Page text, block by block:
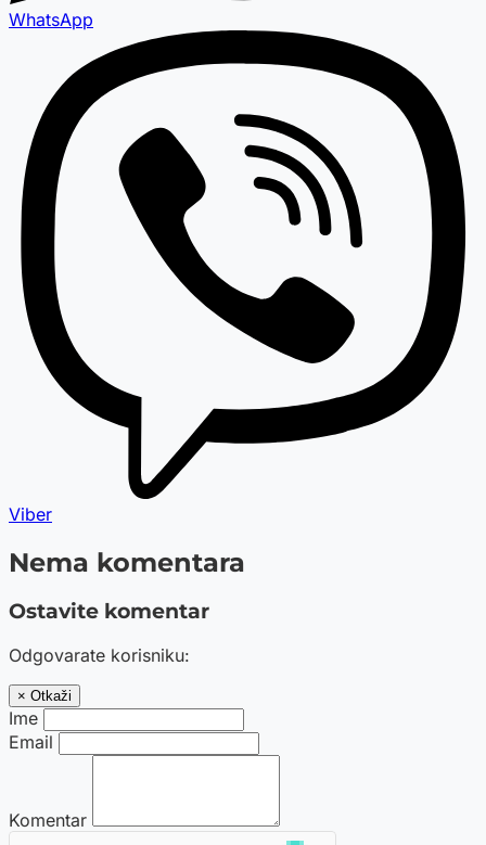
WhatsApp
Viber
Nema komentara
Ostavite komentar
Odgovarate korisniku:
× Otkaži
Ime
Email
Komentar